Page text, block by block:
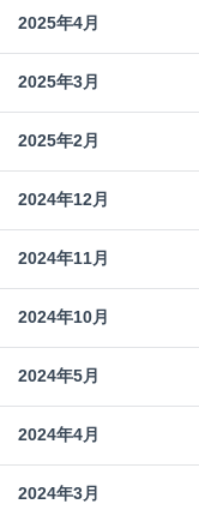
2025年4月
2025年3月
2025年2月
2024年12月
2024年11月
2024年10月
2024年5月
2024年4月
2024年3月